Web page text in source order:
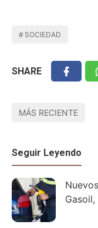
SOCIEDAD
SHARE
MÁS RECIENTE
Seguir Leyendo